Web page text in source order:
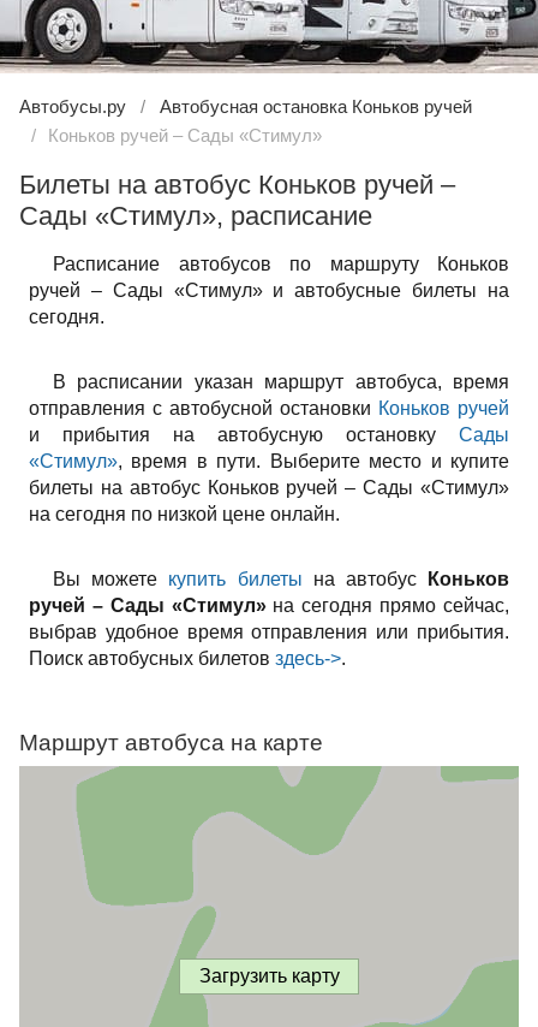
Автобусы.ру
Автобусная остановка Коньков ручей
Коньков ручей – Сады «Стимул»
Билеты на автобус Коньков ручей –
Сады «Стимул», расписание
Расписание автобусов по маршруту Коньков
ручей – Сады «Стимул» и автобусные билеты на
сегодня.
В расписании указан маршрут автобуса, время
отправления с автобусной остановки Коньков ручей
и прибытия на автобусную остановку Сады
«Стимул», время в пути. Выберите место и купите
билеты на автобус Коньков ручей – Сады «Стимул»
на сегодня по низкой цене онлайн.
Вы можете купить билеты на автобус
Коньков
ручей – Сады «Стимул»на сегодня прямо сейчас,
выбрав удобное время отправления или прибытия.
Поиск автобусных билетов здесь->.
Маршрут автобуса на карте
Загрузить карту